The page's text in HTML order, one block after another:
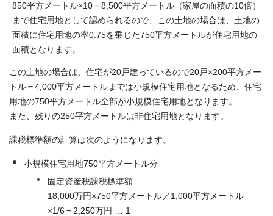
850平方メートル×10＝8,500平方メートル（家屋の面積の10倍）
まで住宅用地として認められるので、この土地の場合は、土地の
面積に住宅用地の率0.75を乗じた750平方メートルが住宅用地の
面積となります。
この土地の場合は、住宅が20戸建っているので20戸×200平方メー
トル＝4,000平方メートルまでは小規模住宅用地となるため、住宅
用地の750平方メートル全部が小規模住宅用地となります。
また、残りの250平方メートルは非住宅用地となります。
課税標準額の計算は次のようになります。
小規模住宅用地750平方メートル分
固定資産税課税標準額
18,000万円×750平方メートル／1,000平方メートル
×1/6＝2,250万円 … 1